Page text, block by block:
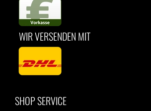
WIR VERSENDEN MIT
SHOP SERVICE